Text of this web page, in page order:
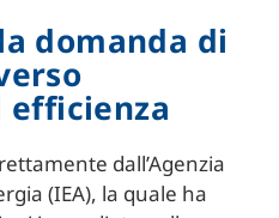
domanda di
efficienza
dall’Agenzia
(IEA), la quale ha